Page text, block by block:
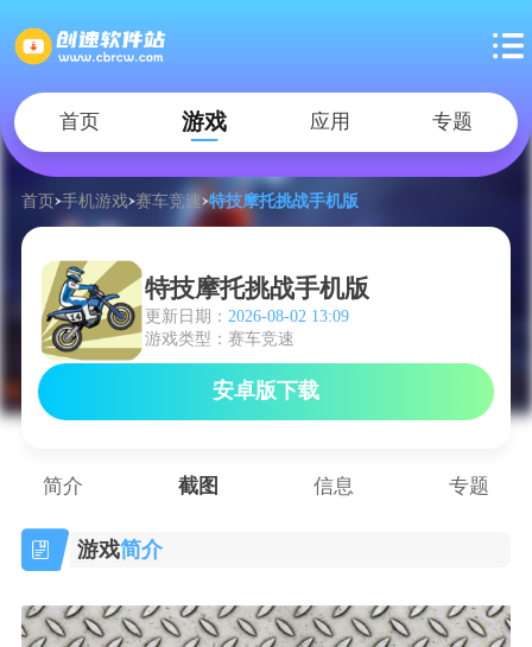
首页 游戏 应用 专题
首页 手机游戏 赛车竞速 特技摩托挑战手机版
特技摩托挑战手机版
更新日期： 2026-08-02 13:09
游戏类型：赛车竞速
安卓版下载
简介 截图 信息 专题
游戏简介